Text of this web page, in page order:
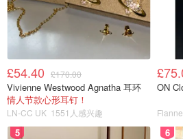
£54.40 £170.00
Vivienne Westwood Agnatha 耳环
情人节款心形耳钉！
LN-CC UK 1551人感兴趣
ON
5 6